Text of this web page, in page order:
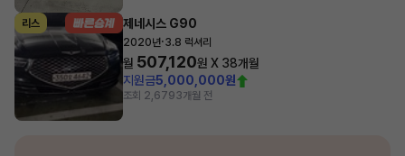
리스 제네시스 G90
2020년·3.8 럭셔리
월 507,120원 X 38개월
지원금5,000,000원
조회 2,6793개월 전